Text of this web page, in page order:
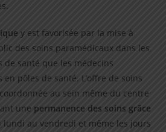
y est favorisée par la mise à
des soins paramédicaux dans les
de santé que les médecins
pôles de santé. L’offre de soins
au sein même du centre
une permanence des soins grâce
lundi au vendredi et même les jours